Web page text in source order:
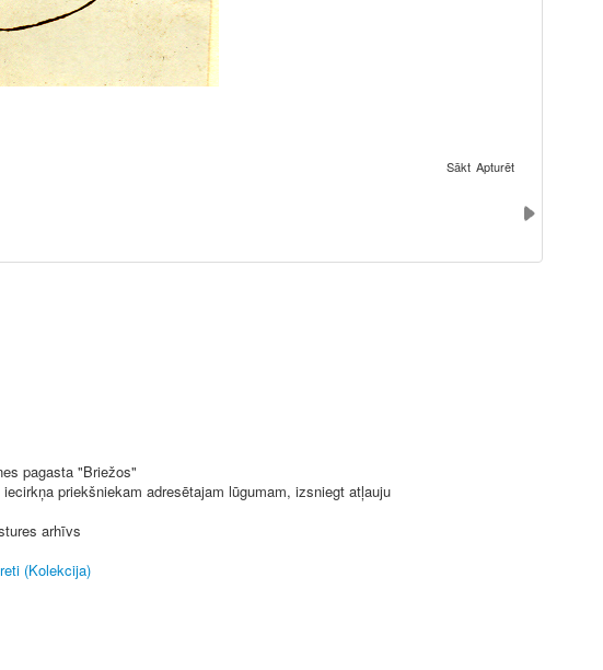
Sākt Apturēt
pagasta "Briežos"
priekšniekam adresētajam lūgumam, izsniegt atļauju
arhīvs
(Kolekcija)